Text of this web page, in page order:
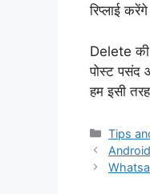
रिप्लाई
Delete की
पोस्ट पसंद
हम इसी
Tips